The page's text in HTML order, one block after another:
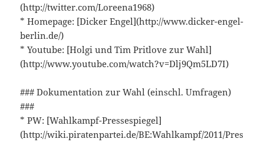
(http://twitter.com/Loreena1968)
* Homepage: [Dicker Engel](http://www.dicker-engel-
berlin.de/)
* Youtube: [Holgi und Tim Pritlove zur Wahl]
(http://www.youtube.com/watch?v=Dlj9Qm5LD7I)
### Dokumentation zur Wahl (einschl. Umfragen)
###
* PW: [Wahlkampf-Pressespiegel]
(http://wiki.piratenpartei.de/BE:Wahlkampf/2011/Pres